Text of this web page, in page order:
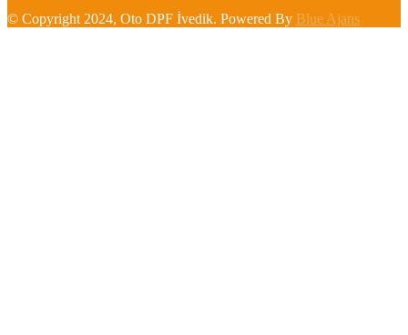
© Copyright 2024, Oto DPF İvedik. Powered By Blue Ajans